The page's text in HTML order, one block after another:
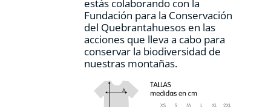
estás colaborando con la
Fundación para la Conservación
del Quebrantahuesos en las
acciones que lleva a cabo para
conservar la biodiversidad de
nuestras montañas.